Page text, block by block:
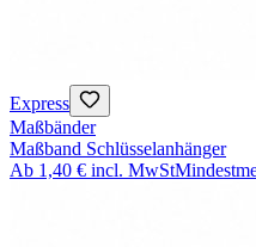
Express
Maßbänder
Maßband Schlüsselanhänger
Ab 1,40 € incl. MwSt